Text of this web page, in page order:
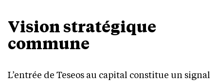
Vision stratégique
commune
L’entrée de Teseos au capital constitue un signal